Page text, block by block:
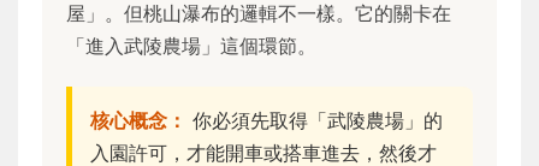
屋」。但桃山瀑布的邏輯不一樣。它的關卡在
「進入武陵農場」這個環節。
核心概念： 你必須先取得「武陵農場」的
入園許可，才能開車或搭車進去，然後才